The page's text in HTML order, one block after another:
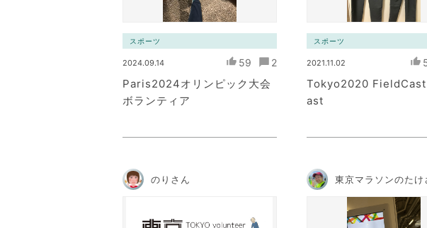
スポーツ
2024.09.14 59 2
Paris2024オリンピック大会
ボランティア
スポーツ
2021.11.02
Tokyo2020
ast
のりさん 東京マラソンのたけ